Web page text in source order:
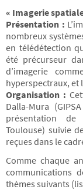
« Imagerie
Présentation :
nombreux
en télédétection
été précurseur
d’imagerie
hyperspectraux, et
Organisation :
Dalla-Mura
présentation de
Toulouse) suivie
reçues dans le
Comme chaque
communications
thèmes suivants